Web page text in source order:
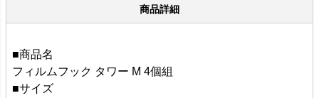
商品詳細
■商品名
フィルムフック タワー M 4個組
■サイズ